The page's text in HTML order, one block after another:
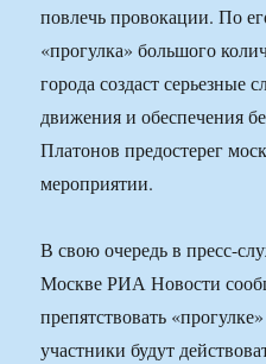
повлечь провокации. По
«прогулка» большого
города создаст серьезные
движения и обеспечения
Платонов предостерег
мероприятии.
В свою очередь в пресс-
Москве РИА Новости
препятствовать
участники будут